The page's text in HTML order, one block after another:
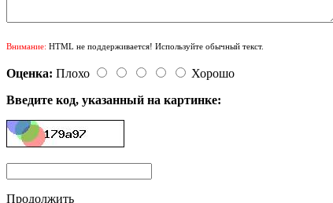
Внимание: HTML не поддерживается! Используйте обычный текст.
Оценка: Плохо
Хорошо
Введите код, указанный на картинке:
Продолжить